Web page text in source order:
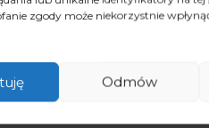
zgody może niekorzystnie
Odmów
została ograniczona;
stanie się egzekucja